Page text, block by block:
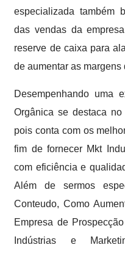
especializada também
das vendas da
reserve de caixa para
de aumentar as margens
Desempenhando uma
Orgânica se destaca
pois conta com os
fim de fornecer Mkt
com eficiência e
Além de sermos
Conteudo, Como
Empresa de
Indústrias e